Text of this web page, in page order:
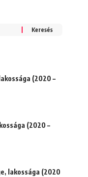
(2020 –
(2020 –
lakossága (2020